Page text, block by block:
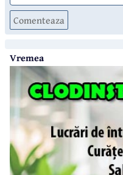
Comenteaza
Vremea